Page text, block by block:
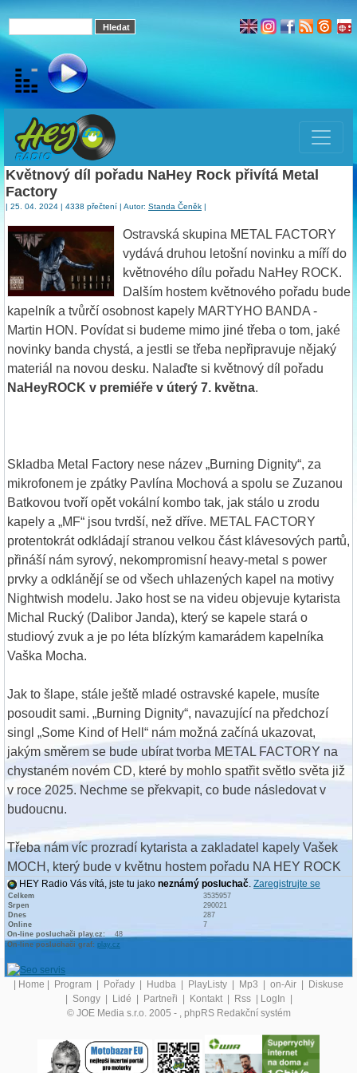
Květnový díl pořadu NaHey Rock přivítá Metal
Factory
| 25. 04. 2024 | 4338 přečtení | Autor: Standa Čeněk |
Ostravská skupina METAL FACTORY
vydává druhou letošní novinku a míří do
květnového dílu pořadu NaHey ROCK.
Dalším hostem květnového pořadu bude
kapelník a tvůrčí osobnost kapely MARTYHO BANDA -
Martin HON. Povídat si budeme mimo jiné třeba o tom, jaké
novinky banda chystá, a jestli se třeba nepřipravuje nějaký
materiál na novou desku. Nalaďte si květnový díl pořadu
NaHeyROCK v premiéře v úterý 7. května.
Skladba Metal Factory nese název „Burning Dignity“, za
mikrofonem je zpátky Pavlína Mochová a spolu se Zuzanou
Batkovou tvoří opět vokální kombo tak, jak stálo u zrodu
kapely a „MF“ jsou tvrdší, než dříve. METAL FACTORY
protentokrát odkládají stranou velkou část klávesových partů,
přináší nám syrový, nekompromisní heavy-metal s power
prvky a odklánějí se od všech uhlazených kapel na motivy
Nightwish modelu. Jako host se na videu objevuje kytarista
Michal Rucký (Dalibor Janda), který se kapele stará o
studiový zvuk a je po léta blízkým kamarádem kapelníka
Vaška Mocha.
Jak to šlape, stále ještě mladé ostravské kapele, musíte
posoudit sami. „Burning Dignity“, navazující na předchozí
singl „Some Kind of Hell“ nám možná začíná ukazovat,
jakým směrem se bude ubírat tvorba METAL FACTORY na
chystaném novém CD, které by mohlo spatřit světlo světa již
v roce 2025. Nechme se překvapit, co bude následovat v
budoucnu.
Třeba nám víc prozradí kytarista a zakladatel kapely Vašek
MOCH, který bude v květnu hostem pořadu NA HEY ROCK
na Rádiu HEY!
Celý text zobrazen |
HEY Radio Vás vítá, jste tu jako neznámý posluchač. Zaregistrujte se
Celkem
3535957
Srpen
290021
Dnes
287
Online
7
On-line posluchači play.cz:
48
On-line posluchači graf: play.cz
Home Program Pořady Hudba PlayListy Mp3 on-Air
Diskuse
Songy Lidé Partneři Kontakt Rss LogIn
© JOE Media s.r.o. 2005 - , phpRS Redakční systém